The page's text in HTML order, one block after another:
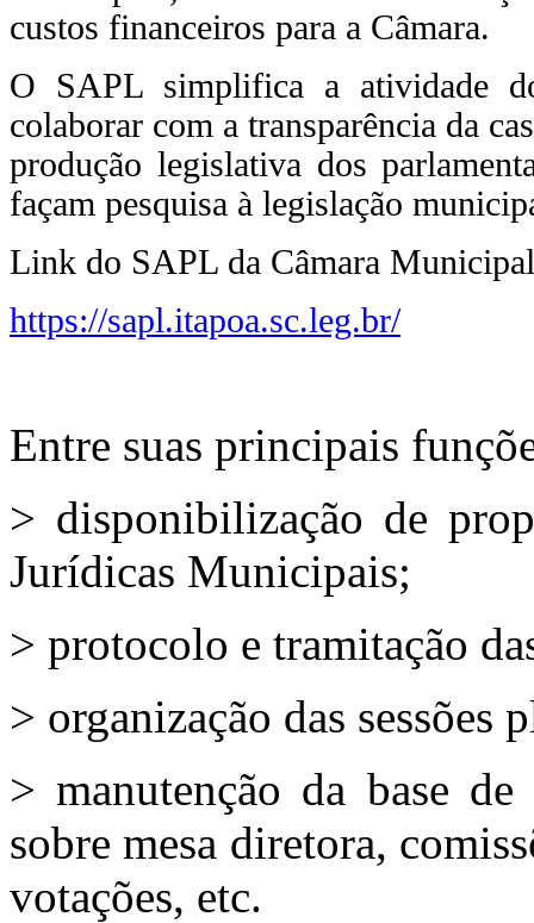
custos financeiros para a Câmara.
O SAPL simplifica a atividade
colaborar com a transparência da
produção legislativa dos
façam pesquisa à legislação
Link do SAPL da Câmara
https://sapl.itapoa.sc.leg.br/
Entre suas principais
> disponibilização de
Jurídicas Municipais;
> protocolo e tramitação
> organização das sessões
> manutenção da base
sobre mesa diretora,
votações, etc.